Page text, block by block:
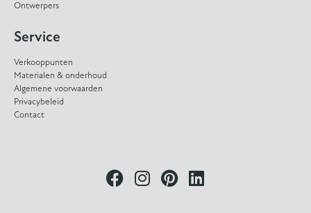
Ontwerpers
Service
Verkooppunten
Materialen & onderhoud
Algemene voorwaarden
Privacybeleid
Contact